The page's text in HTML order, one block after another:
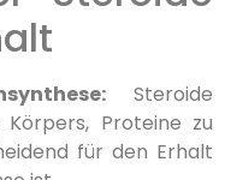
Steroide
Proteine zu
für den Erhalt